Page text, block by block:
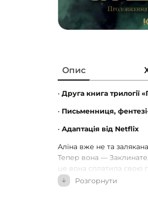
Опис
• Друга книга трилогії
• Письменниця,
• Адаптація від Netflix
Аліна вже не та
Тепер вона —
це вона сплатила свою
Аліна з Малом ледь-ледь
Розгорнути